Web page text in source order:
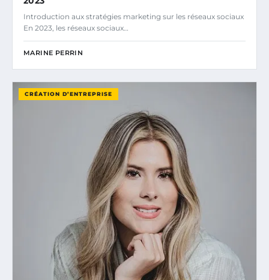
Introduction aux stratégies marketing sur les réseaux sociaux
En 2023, les réseaux sociaux…
MARINE PERRIN
CRÉATION D’ENTREPRISE